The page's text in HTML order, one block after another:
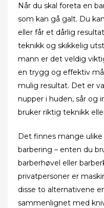
Når du skal foreta en
som kan gå galt. Du
eller får et dårlig
teknikk og skikkelig
mann er det veldig
en trygg og effektiv
mulig resultat. Det er
nupper i huden, sår og
bruker riktig teknikk
Det finnes mange
barbering – enten du
barberhøvel eller
privatpersoner er
disse to alternativene
sammenlignet med